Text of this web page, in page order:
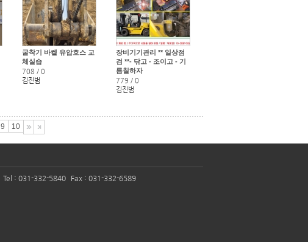
굴착기 바켙 유압호스 교
체실습
708 / 0
김진범
장비기기관리 ** 일상점
검 **- 닦고 - 조이고 - 기
름칠하자
779 / 0
김진범
9 10
Tel : 031-332-5840 Fax : 031-332-6589